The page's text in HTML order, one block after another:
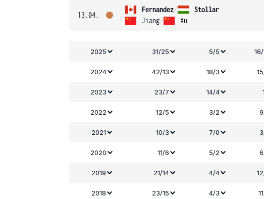
13.04.
Fernandez/
Stollar
Jiang/ Xu
2025 31/25 5/5
2024 42/13 18/3
2023 23/7 14/4
2022 12/5 3/2
2021 10/3 7/0
2020 11/6 5/2
2019 21/14 4/4
2018 23/15 4/3